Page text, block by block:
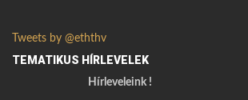
Tweets by @eththv
TEMATIKUS HÍRLEVELEK
Hírleveleink !